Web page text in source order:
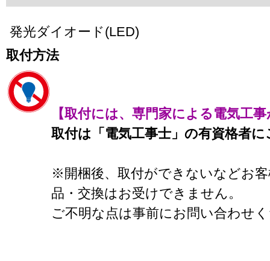
発光ダイオード(LED)
取付方法
【取付には、専門家による電気工
取付は「電気工事士」の有資格者
※開梱後、取付ができないなどお
品・交換はお受けできません。
ご不明な点は事前にお問い合わせ